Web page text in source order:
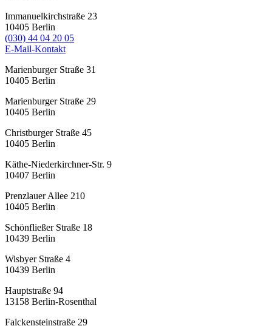
Immanuelkirchstraße 23
10405 Berlin
(030) 44 04 20 05
E-Mail-Kontakt
Marienburger Straße 31
10405 Berlin
Marienburger Straße 29
10405 Berlin
Christburger Straße 45
10405 Berlin
Käthe-Niederkirchner-Str. 9
10407 Berlin
Prenzlauer Allee 210
10405 Berlin
Schönfließer Straße 18
10439 Berlin
Wisbyer Straße 4
10439 Berlin
Hauptstraße 94
13158 Berlin-Rosenthal
Falckensteinstraße 29